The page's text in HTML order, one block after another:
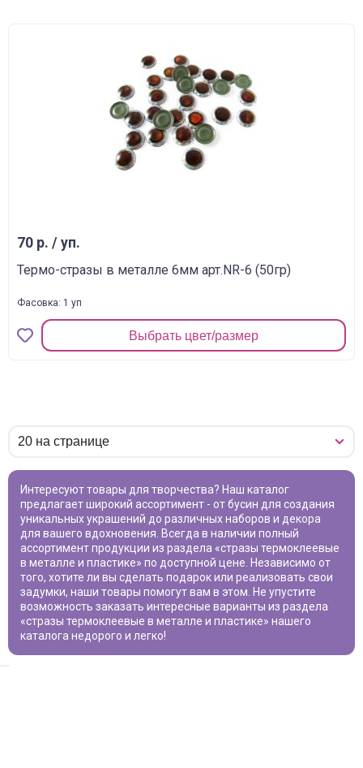
70 р. / уп.
Термо-стразы в металле 6мм арт.NR-6 (50гр)
Фасовка: 1 уп
Выбрать цвет/размер
Интересуют товары для творчества? Наш каталог
предлагает широкий ассортимент - от бусин для создания
уникальных украшений до различных наборов и декора
для вашего вдохновения. Всегда в наличии полный
ассортимент продукции из раздела «стразы термоклеевые
в металле и пластике» по доступной цене. Независимо от
того, хотите ли вы сделать подарок или реализовать свои
задумки, наши товары помогут вам в этом. Не упустите
возможность заказать интересные варианты из раздела
«стразы термоклеевые в металле и пластике» нашего
каталога недорого и легко!